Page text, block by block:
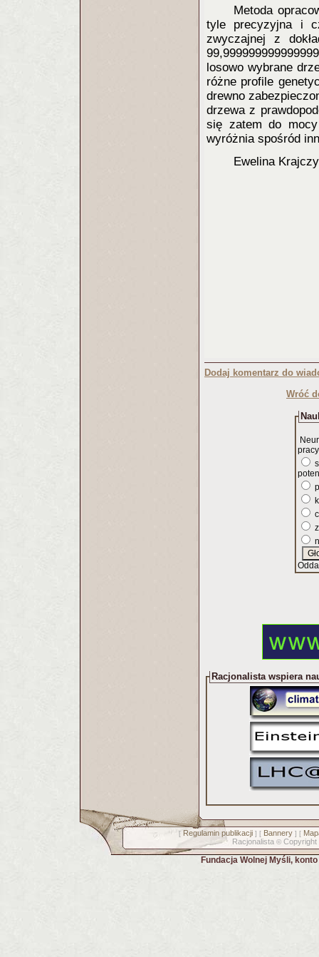
Metoda
tyle precyzyjna i
zwyczajnej z
losowo wybrane
różne profile
drewno
drzewa z
się zatem do
wyróżnia spośród
Ewelina
Dodaj komentarz do
Wróć
Racjonalista wspiera
[ Regulamin publikacji] [ Bannery] [
Racjonalista © Copyright
Fundacja Wolnej Myśli,